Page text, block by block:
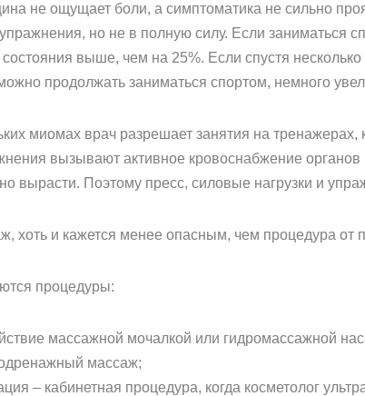
не ощущает боли, а симптоматика не сильно
но не в полную силу. Если заниматься
состояния выше, чем на 25%. Если спустя
продолжать заниматься спортом, немного
миомах врач разрешает занятия на тренажерах,
вызывают активное кровоснабжение
вырасти. Поэтому пресс, силовые нагрузки и
хоть и кажется менее опасным, чем процедура от
процедуры:
массажной мочалкой или гидромассажной
массаж;
– кабинетная процедура, когда косметолог